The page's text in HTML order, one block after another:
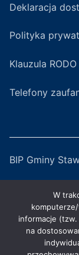
Deklaracja
Polityka
Klauzula RODO
Telefony
BIP Gminy
ZGKiM w
GOKiS w
W
informacje (tzw.
na